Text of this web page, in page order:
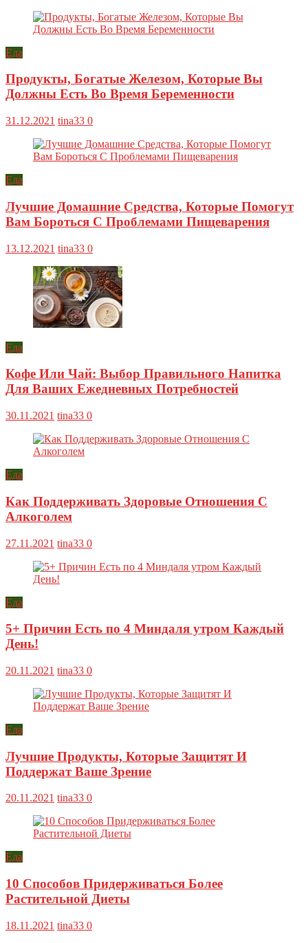
Еда
Продукты, Богатые Железом, Которые Вы
Должны Есть Во Время Беременности
31.12.2021 tina33 0
Еда
Лучшие Домашние Средства, Которые Помогут
Вам Бороться С Проблемами Пищеварения
13.12.2021 tina33 0
Еда
Кофе Или Чай: Выбор Правильного Напитка
Для Ваших Ежедневных Потребностей
30.11.2021 tina33 0
Еда
Как Поддерживать Здоровые Отношения С
Алкоголем
27.11.2021 tina33 0
Еда
5+ Причин Есть по 4 Миндаля утром Каждый
День!
20.11.2021 tina33 0
Еда
Лучшие Продукты, Которые Защитят И
Поддержат Ваше Зрение
20.11.2021 tina33 0
Еда
10 Способов Придерживаться Более
Растительной Диеты
18.11.2021 tina33 0